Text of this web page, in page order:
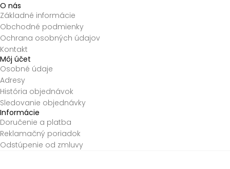
O nás
Základné informácie
Obchodné podmienky
Ochrana osobných údajov
Kontakt
Môj účet
Osobné údaje
Adresy
História objednávok
Sledovanie objednávky
Informácie
Doručenie a platba
Reklamačný poriadok
Odstúpenie od zmluvy